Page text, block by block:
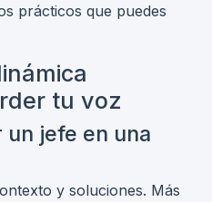
prácticos que puedes
tu voz
jefe en una
y soluciones. Más